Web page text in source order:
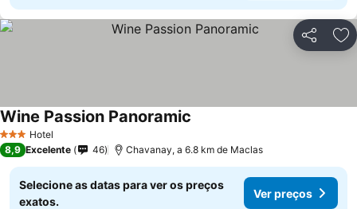
Partilhar
3 EstrelasHotel
Wine Passion Panoramic
8,9 Excelente 46 Chavanay, a 6.8 km de Maclas
Selecione as datas para ver os preços
exatos.
Ver preços